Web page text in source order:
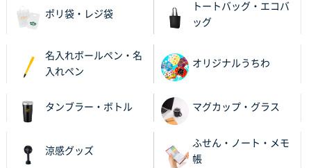
uni ジェットストリーム 05
2025年11月21日 16:39
何度か注文していて、満足していたから
神奈川県のお客様
のし文言が変更できたのと価格。
ポリ袋・レジ袋
トートバッグ・エコバ
ッグ
名入れボールペン・名
入れペン
オリジナルうちわ
タンブラー・ボトル マグカップ・グラス
涼感グッズ
ふせん・ノート・メモ
帳